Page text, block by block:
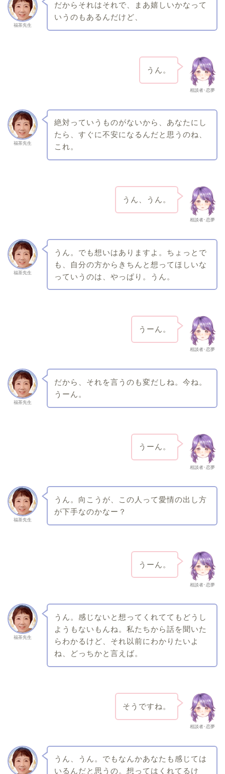
福茶先生
だからそれはそれで、まあ嬉しいかなって
いうのもあるんだけど、
相談者･恋夢
うん。
福茶先生
絶対っていうものがないから、あなたにし
たら、すぐに不安になるんだと思うのね、
これ。
相談者･恋夢
うん、うん。
福茶先生
うん。でも想いはありますよ。ちょっとで
も、自分の方からきちんと想ってほしいな
っていうのは、やっぱり。うん。
相談者･恋夢
うーん。
福茶先生
だから、それを言うのも変だしね。今ね。
うーん。
相談者･恋夢
うーん。
福茶先生
うん。向こうが、この人って愛情の出し方
が下手なのかなー？
相談者･恋夢
うーん。
福茶先生
うん。感じないと想ってくれててもどうし
ようもないもんね。私たちから話を聞いた
らわかるけど、それ以前にわかりたいよ
ね、どっちかと言えば。
相談者･恋夢
そうですね。
うん、うん。でもなんかあなたも感じては
いるんだと思うの。想ってはくれてるけ